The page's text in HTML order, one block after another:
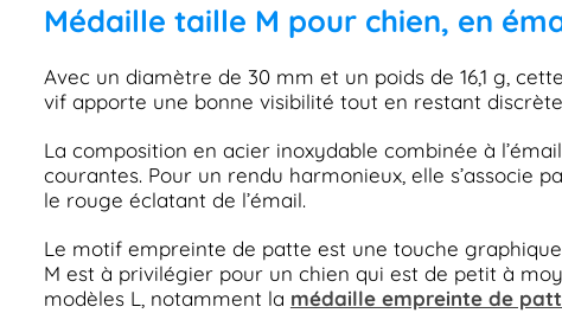
Médaille taille M pour chien, en
Avec un diamètre de 30 mm et un poids de 16,1 g,
vif apporte une bonne visibilité tout en restant
La composition en acier inoxydable combinée à
courantes. Pour un rendu harmonieux, elle
le rouge éclatant de l’émail.
Le motif empreinte de patte est une touche
M est à privilégier pour un chien qui est de petit à
modèles L, notamment la médaille empreinte de